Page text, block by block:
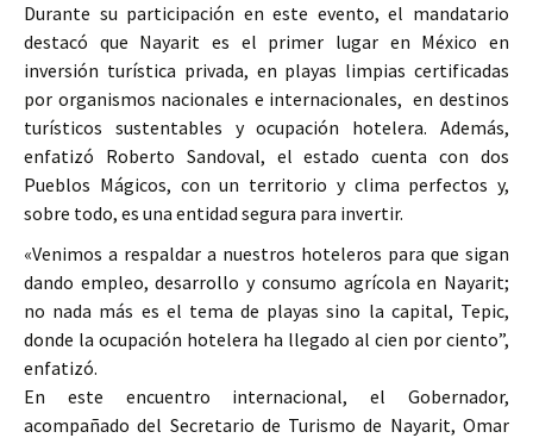
Durante su participación en este evento, el mandatario
destacó que Nayarit es el primer lugar en México en
inversión turística privada, en playas limpias certificadas
por organismos nacionales e internacionales, en destinos
turísticos sustentables y ocupación hotelera. Además,
enfatizó Roberto Sandoval, el estado cuenta con dos
Pueblos Mágicos, con un territorio y clima perfectos y,
sobre todo, es una entidad segura para invertir.
«Venimos a respaldar a nuestros hoteleros para que sigan
dando empleo, desarrollo y consumo agrícola en Nayarit;
no nada más es el tema de playas sino la capital, Tepic,
donde la ocupación hotelera ha llegado al cien por ciento”,
enfatizó.
En este encuentro internacional, el Gobernador,
acompañado del Secretario de Turismo de Nayarit, Omar